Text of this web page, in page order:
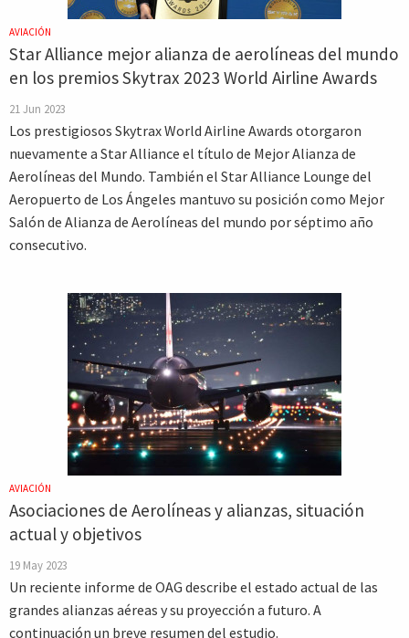
AVIACIÓN
Star Alliance mejor alianza de aerolíneas del mundo
en los premios Skytrax 2023 World Airline Awards
21 Jun 2023
Los prestigiosos Skytrax World Airline Awards otorgaron
nuevamente a Star Alliance el título de Mejor Alianza de
Aerolíneas del Mundo. También el Star Alliance Lounge del
Aeropuerto de Los Ángeles mantuvo su posición como Mejor
Salón de Alianza de Aerolíneas del mundo por séptimo año
consecutivo.
AVIACIÓN
Asociaciones de Aerolíneas y alianzas, situación
actual y objetivos
19 May 2023
Un reciente informe de OAG describe el estado actual de las
grandes alianzas aéreas y su proyección a futuro. A
continuación un breve resumen del estudio.